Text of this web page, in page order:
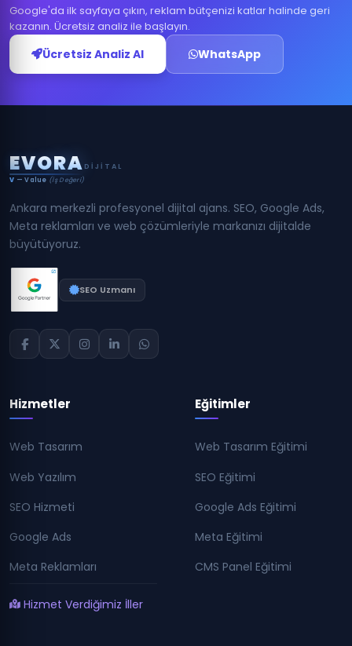
Google'da ilk sayfaya çıkın, reklam bütçenizi katlar halinde geri
kazanın. Ücretsiz analiz ile başlayın.
Ücretsiz Analiz Al WhatsApp
EVORA DIJITAL
V — Value (İş Değeri)
Ankara merkezli profesyonel dijital ajans. SEO, Google Ads,
Meta reklamları ve web çözümleriyle markanızı dijitalde
büyütüyoruz.
SEO Uzmanı
Hizmetler
Web Tasarım
Web Yazılım
SEO Hizmeti
Google Ads
Meta Reklamları
Hizmet Verdiğimiz İller
Eğitimler
Web Tasarım Eğitimi
SEO Eğitimi
Google Ads Eğitimi
Meta Eğitimi
CMS Panel Eğitimi